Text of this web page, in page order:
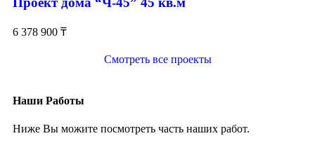
6 378 900 ₸
Смотреть все проекты
Наши Работы
Ниже Вы можите посмотреть часть наших работ.